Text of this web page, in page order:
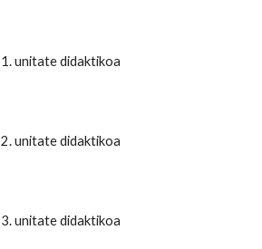
1. unitate didaktikoa
2. unitate didaktikoa
3. unitate didaktikoa